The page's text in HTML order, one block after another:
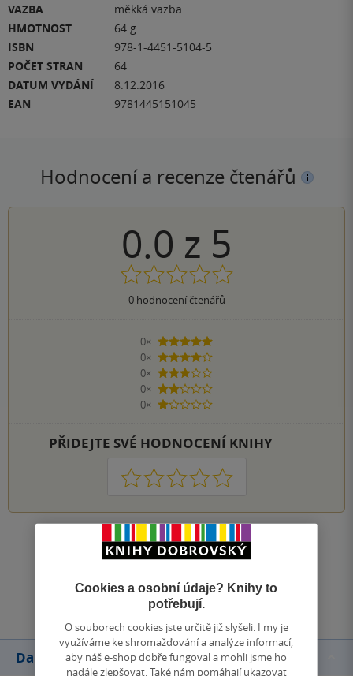
VAZBA
měkká vazba
HMOTNOST
64 g
ISBN
978-1-4451-5104-5
POČET STRAN
64
DATUM VYDÁNÍ
8.12.2016
EAN
9781445151045
Hodnocení a recenze čtenářů
0.0 z 5
0hodnocení čtenářů
0×
5 hvězdiček
0×
4 hvězdičky
0×
3 hvězdičky
0×
2 hvězdičky
0×
1 hvezdička
PŘIDEJTE SVÉ HODNOCENÍ KNIHY
1 2 3 4 5
Zobrazit všechna hodnocení
Přidat hodnocení
Další knihy autora
Cookies a osobní údaje? Knihy to
potřebují.
O souborech cookies jste určitě již slyšeli. I my je
využíváme ke shromažďování a analýze informací,
aby náš e-shop dobře fungoval a mohli jsme ho
nadále zlepšovat. Také nám pomáhají ukazovat